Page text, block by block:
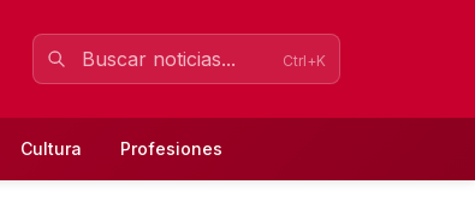
Ctrl+K
Cultura Profesiones